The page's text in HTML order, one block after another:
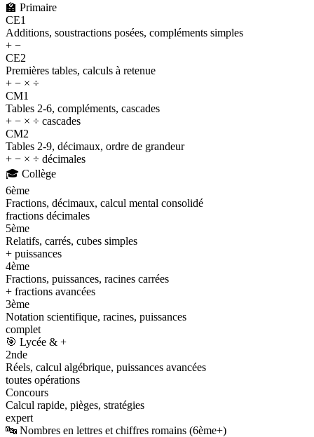
🏫 Primaire
CE1
Additions, soustractions posées, compléments simples
+ −
CE2
Premières tables, calculs à retenue
+ − × ÷
CM1
Tables 2-6, compléments, cascades
+ − × ÷ cascades
CM2
Tables 2-9, décimaux, ordre de grandeur
+ − × ÷ décimales
🎓 Collège
6ème
Fractions, décimaux, calcul mental consolidé
fractions décimales
5ème
Relatifs, carrés, cubes simples
+ puissances
4ème
Fractions, puissances, racines carrées
+ fractions avancées
3ème
Notation scientifique, racines, puissances
complet
🎯 Lycée & +
2nde
Réels, calcul algébrique, puissances avancées
toutes opérations
Concours
Calcul rapide, pièges, stratégies
expert
🔤 Nombres en lettres et chiffres romains (6ème+)